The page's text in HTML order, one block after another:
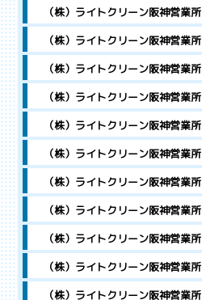
（株）ライトクリーン阪神営業所
（株）ライトクリーン阪神営業所
（株）ライトクリーン阪神営業所
（株）ライトクリーン阪神営業所
（株）ライトクリーン阪神営業所
（株）ライトクリーン阪神営業所
（株）ライトクリーン阪神営業所
（株）ライトクリーン阪神営業所
（株）ライトクリーン阪神営業所
（株）ライトクリーン阪神営業所
（株）ライトクリーン阪神営業所